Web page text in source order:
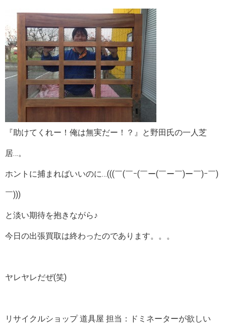
『助けてくれー！俺は無実だー！？』と野田氏の一人芝
居…。
ホントに捕まればいいのに…(((￣(￣ｰ(￣ー(￣ー￣)ー￣)ｰ￣)
￣)))
と淡い期待を抱きながら♪
今日の出張買取は終わったのであります。。。
ヤレヤレだぜ(笑)
リサイクルショップ 道具屋 担当：ドミネーターが欲しい